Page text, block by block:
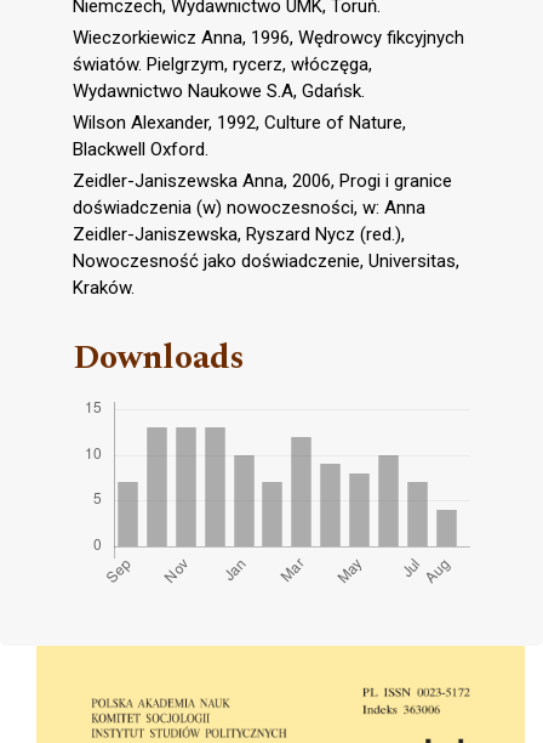
Niemczech, Wydawnictwo UMK, Toruń.
Wieczorkiewicz Anna, 1996, Wędrowcy fikcyjnych
światów. Pielgrzym, rycerz, włóczęga,
Wydawnictwo Naukowe S.A, Gdańsk.
Wilson Alexander, 1992, Culture of Nature,
Blackwell Oxford.
Zeidler-Janiszewska Anna, 2006, Progi i granice
doświadczenia (w) nowoczesności, w: Anna
Zeidler-Janiszewska, Ryszard Nycz (red.),
Nowoczesność jako doświadczenie, Universitas,
Kraków.
Downloads
Cover image